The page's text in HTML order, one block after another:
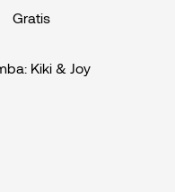
Gratis
Kiki & Joy